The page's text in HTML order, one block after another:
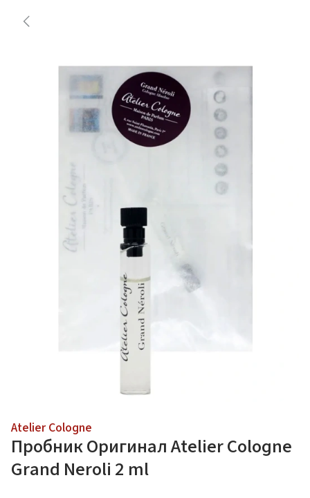
Atelier Cologne
Пробник Оригинал Atelier Cologne
Grand Neroli 2 ml